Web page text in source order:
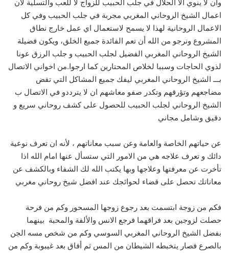
وان لا ينوي الا الحلال في جلب الحبيب للزواج لا للعب والتسلية لان
اعمال الشيخ الروحاني المغربي مجربة في جلب الحبيب وفي كل
الاعمال الروحانية لهذا لا يسمح لاستعمال اي عمل خارج نطاق
المشروع ونرجو من الله أن تعم الفائدة جميع الخلق، ويكون فضيلة
الشيخ الروحاني المغربي الفضيل لجلب الحبيب و جلب الرزق عونا
لذوي الحاجات وسببا لخلاص المحتارين كما ارجوا.من اخواني الاتصال
بـــ الشيخ الروحاني المغربي ليفك جميع المشاكل التي تقض
مضاجعهم وتؤرقهم وتكدر صفو معاشهم ان لا يترددو في الاتصال ب
الشيخ الروحاني لجلب الحبيب للحصول على كشف روحاني سريع و
دقيق وشامل مجاني
عن حياتهم الخاصة والعامة وعن سبب معاناتهم ، لأنه ان تعرف نوعية
دائك و تعرف علاجه هي من الامور التي ستسأل عنها امام الله اذا
تأخرت عن معرفتها وعلاجها وبها يكتب الله لك الشفاء وبالكشف عن
معاناتك تحصل على قضاء لحوائجك عند افضل شيخ روحاني مغربي
فكم من زوجة ابتسمت بعد رجوع زوجها المسحور وكم من فرحة
حصلت لزوجين بعد فراقهما فرجع الانس والألفة والمحبة بينهما
بفضل الشيخ الروحاني المغربي السوسي وكم من شخص مسه الجن
بالصرع فصار يتخبطه الشيطان من المس ثم أفاق بعد غيبوبة وكم من